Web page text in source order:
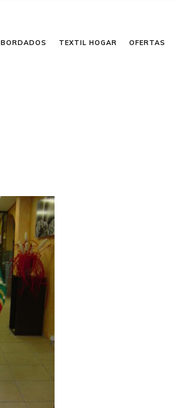
BORDADOS TEXTIL HOGAR OFERTAS